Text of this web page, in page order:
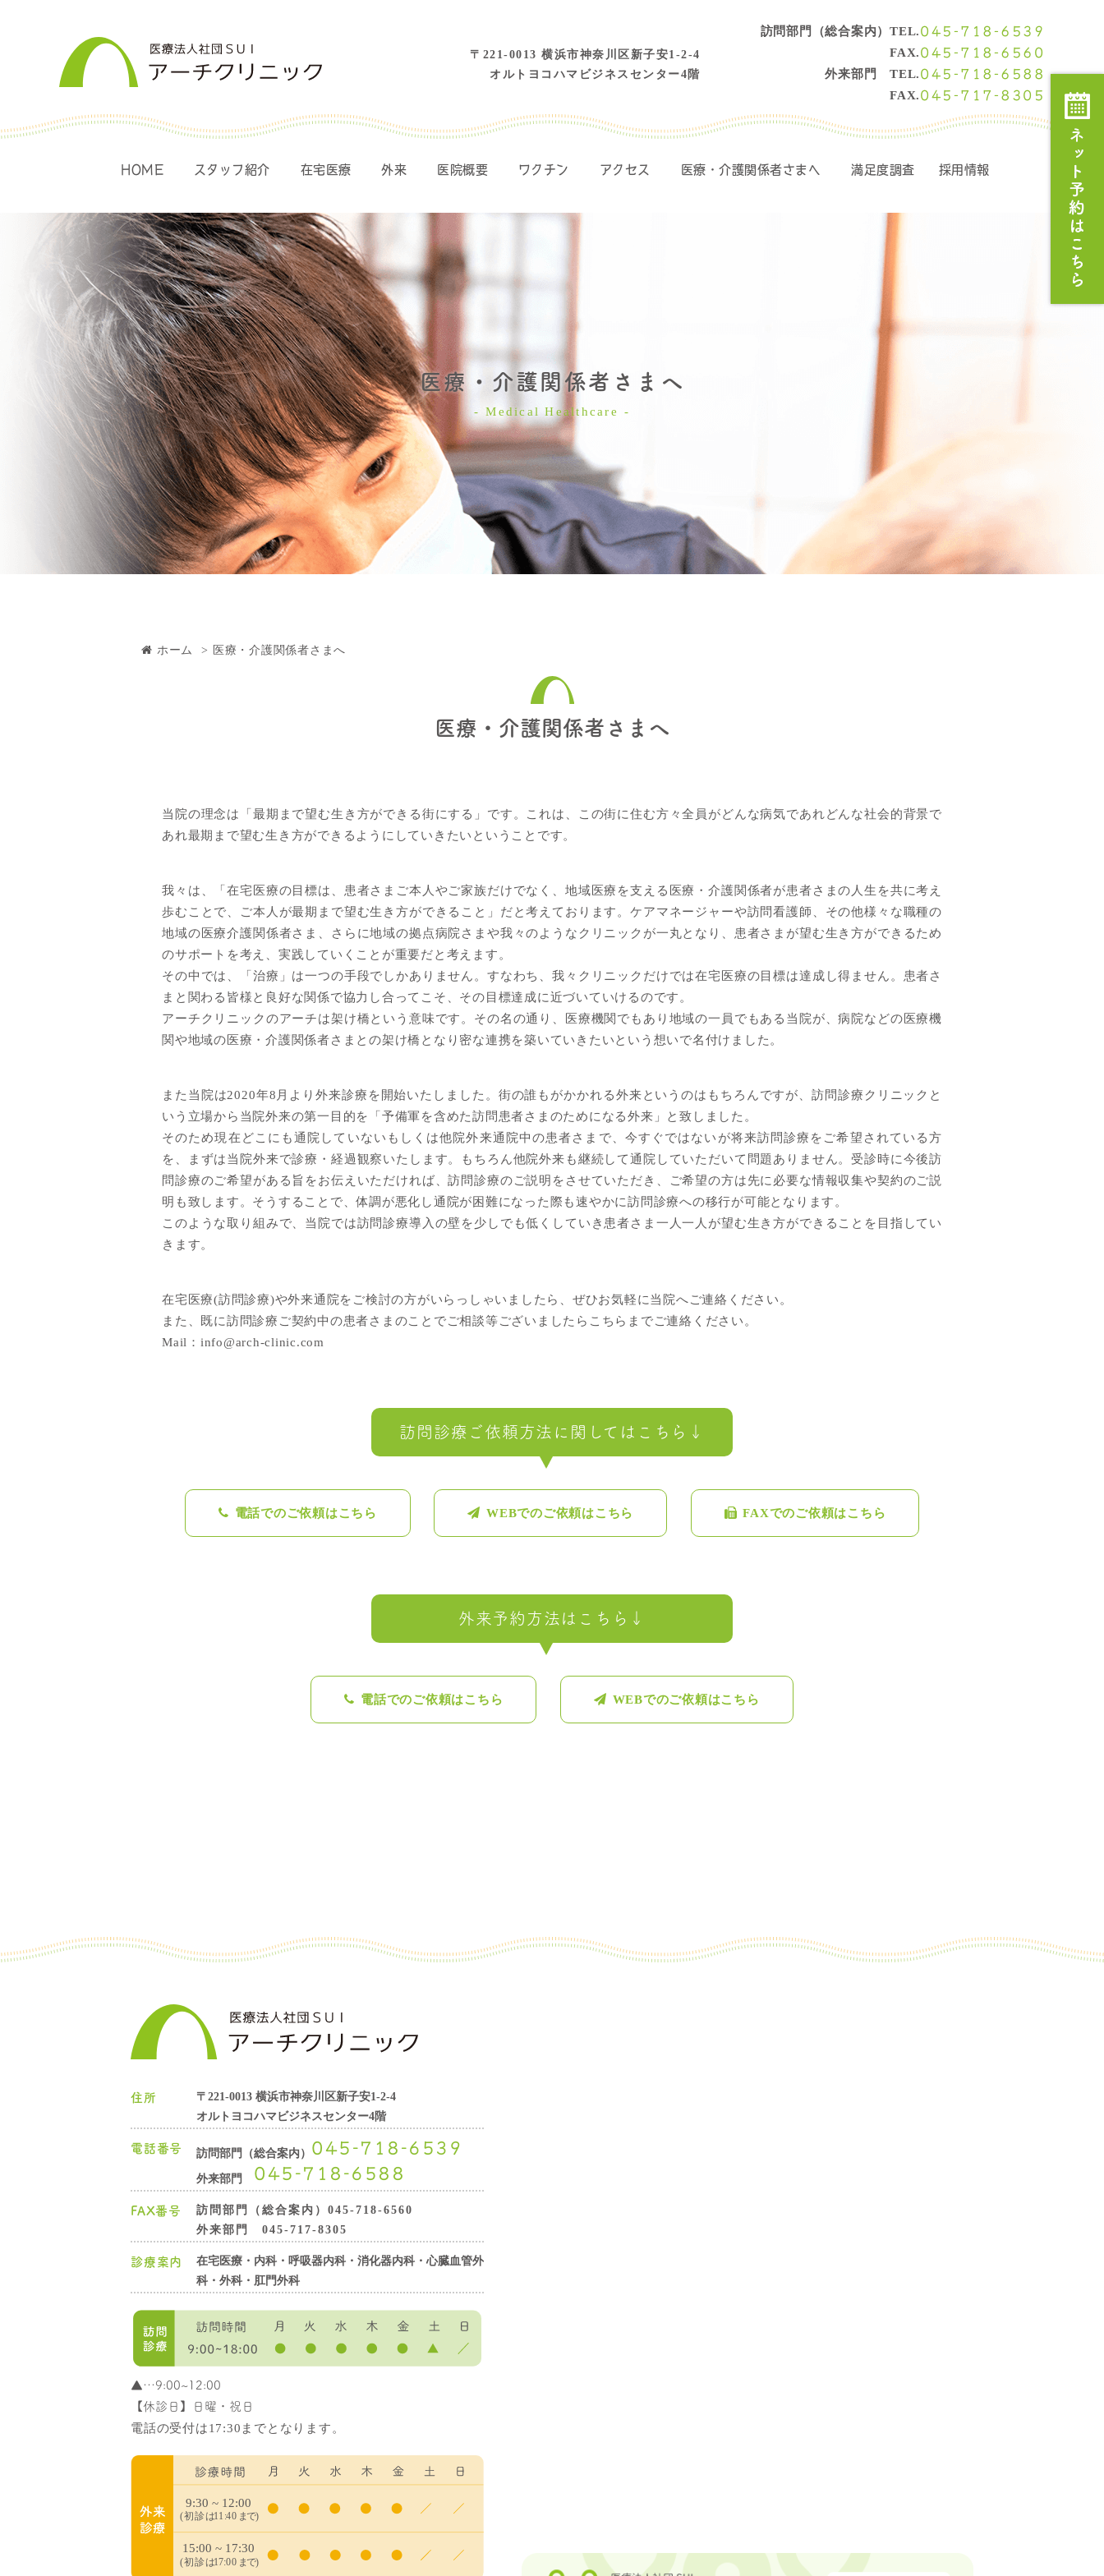
〒221-0013 横浜市神奈川区新子安1-2-4
オルトヨコハマビジネスセンター4階
訪問部門（総合案内）TEL.045-718-6539
FAX.045-718-6560
外来部門 TEL.045-718-6588
FAX.045-717-8305
HOME スタッフ紹介 在宅医療 外来 医院概要 ワクチン アクセス 医療・介護関係者さまへ 満足度調査 採用情報
医療・介護関係者さまへ
Medical Healthcare
ホーム 医療・介護関係者さまへ
医療・介護関係者さまへ
当院の理念は「最期まで望む生き方ができる街にする」です。これは、この街に住む方々全員がどんな病気であれどんな社会的背景で
あれ最期まで望む生き方ができるようにしていきたいということです。
我々は、「在宅医療の目標は、患者さまご本人やご家族だけでなく、地域医療を支える医療・介護関係者が患者さまの人生を共に考え
歩むことで、ご本人が最期まで望む生き方ができること」だと考えております。ケアマネージャーや訪問看護師、その他様々な職種の
地域の医療介護関係者さま、さらに地域の拠点病院さまや我々のようなクリニックが一丸となり、患者さまが望む生き方ができるため
のサポートを考え、実践していくことが重要だと考えます。
その中では、「治療」は一つの手段でしかありません。すなわち、我々クリニックだけでは在宅医療の目標は達成し得ません。患者さ
まと関わる皆様と良好な関係で協力し合ってこそ、その目標達成に近づいていけるのです。
アーチクリニックのアーチは架け橋という意味です。その名の通り、医療機関でもあり地域の一員でもある当院が、病院などの医療機
関や地域の医療・介護関係者さまとの架け橋となり密な連携を築いていきたいという想いで名付けました。
また当院は2020年8月より外来診療を開始いたしました。街の誰もがかかれる外来というのはもちろんですが、訪問診療クリニックと
いう立場から当院外来の第一目的を「予備軍を含めた訪問患者さまのためになる外来」と致しました。
そのため現在どこにも通院していないもしくは他院外来通院中の患者さまで、今すぐではないが将来訪問診療をご希望されている方
を、まずは当院外来で診療・経過観察いたします。もちろん他院外来も継続して通院していただいて問題ありません。受診時に今後訪
問診療のご希望がある旨をお伝えいただければ、訪問診療のご説明をさせていただき、ご希望の方は先に必要な情報収集や契約のご説
明も致します。そうすることで、体調が悪化し通院が困難になった際も速やかに訪問診療への移行が可能となります。
このような取り組みで、当院では訪問診療導入の壁を少しでも低くしていき患者さま一人一人が望む生き方ができることを目指してい
きます。
在宅医療(訪問診療)や外来通院をご検討の方がいらっしゃいましたら、ぜひお気軽に当院へご連絡ください。
また、既に訪問診療ご契約中の患者さまのことでご相談等ございましたらこちらまでご連絡ください。
Mail： info@arch-clinic.com
訪問診療ご依頼方法に 関してはこちら↓
電話でのご依頼はこちら WEBでのご依頼はこちら FAXでのご依頼はこちら
外来予約方法はこちら↓
電話でのご依頼はこちら WEBでのご依頼はこちら
住所 〒221-0013 横浜市神奈川区新子安1-2-4
オルトヨコハマビジネスセンター4階
電話番号 訪問部門（総合案内） 045-718-6539
外来部門 045-718-6588
FAX番号
訪問部門（総合案内）045-718-6560
外来部門 045-717-8305
診療案内
在宅医療・内科・呼吸器内科・消化器内科・心臓血管外
科・外科・肛門外科
▲…9:00~12:00
【休診日】日曜・祝日
電話の受付は17:30までとなります。